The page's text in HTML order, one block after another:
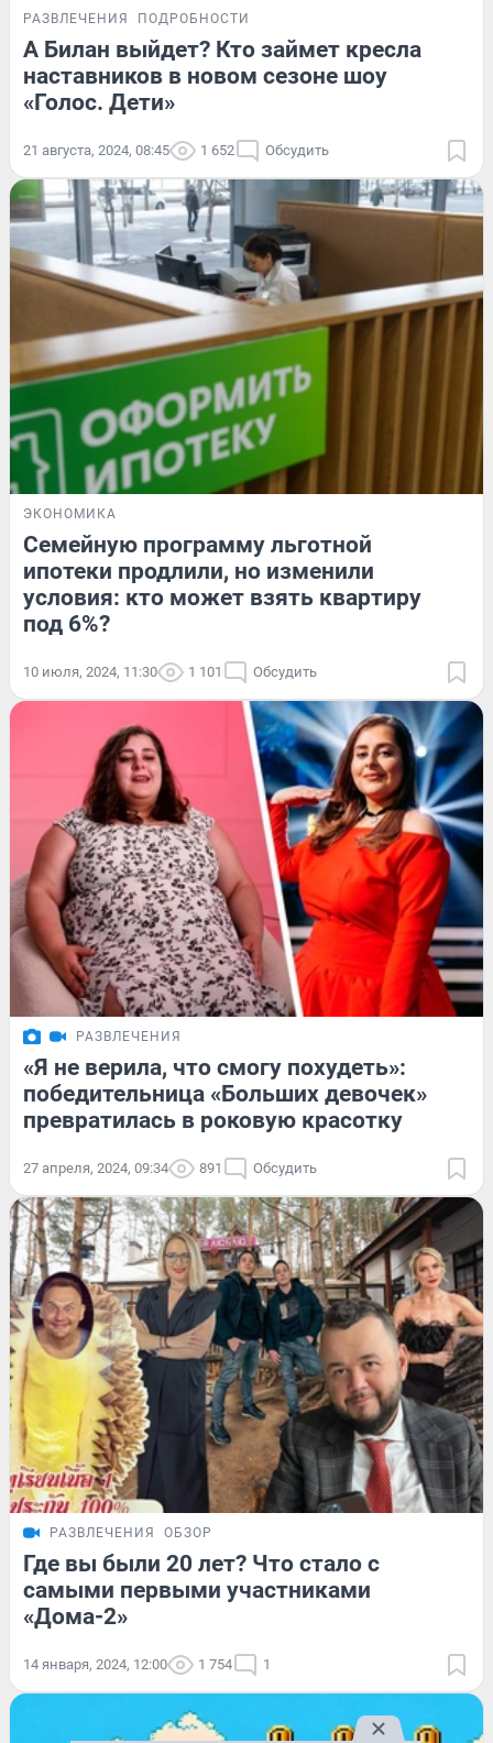
РАЗВЛЕЧЕНИЯ ПОДРОБНОСТИ
А Билан выйдет? Кто займет кресла
наставников в новом сезоне шоу
«Голос. Дети»
21 августа, 2024, 08:45 1 652 Обсудить
ЭКОНОМИКА
Семейную программу льготной
ипотеки продлили, но изменили
условия: кто может взять квартиру
под 6%?
10 июля, 2024, 11:30 1 101 Обсудить
РАЗВЛЕЧЕНИЯ
«Я не верила, что смогу похудеть»:
победительница «Больших девочек»
превратилась в роковую красотку
27 апреля, 2024, 09:34 891 Обсудить
РАЗВЛЕЧЕНИЯ ОБЗОР
Где вы были 20 лет? Что стало с
самыми первыми участниками
«Дома-2»
14 января, 2024, 12:00 1 754 1